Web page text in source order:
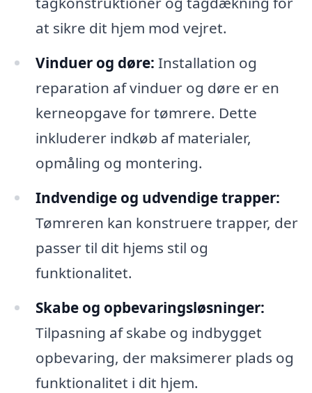
at sikre dit hjem mod vejret.
Vinduer og døre: Installation og
reparation af vinduer og døre er en
kerneopgave for tømrere. Dette
inkluderer indkøb af materialer,
opmåling og montering.
Indvendige og udvendige trapper:
Tømreren kan konstruere trapper, der
passer til dit hjems stil og
funktionalitet.
Skabe og opbevaringsløsninger:
Tilpasning af skabe og indbygget
opbevaring, der maksimerer plads og
funktionalitet i dit hjem.